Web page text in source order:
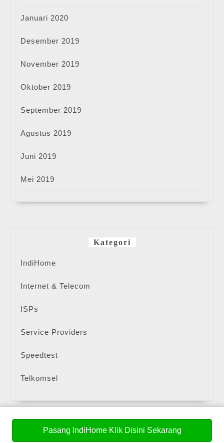
Januari 2020
Desember 2019
November 2019
Oktober 2019
September 2019
Agustus 2019
Juni 2019
Mei 2019
Kategori
IndiHome
Internet & Telecom
ISPs
Service Providers
Speedtest
Telkomsel
Pasang IndiHome Klik Disini Sekarang